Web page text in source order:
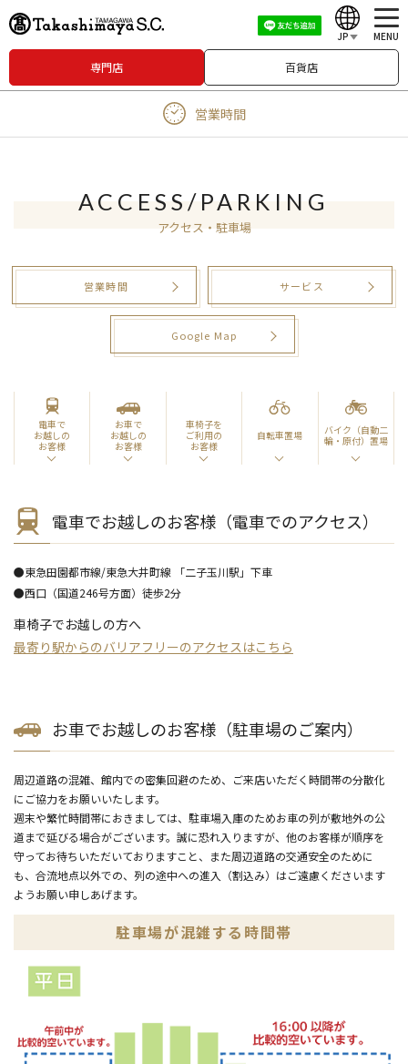
専門店 百貨店
JP
English
한국어
MENU
営業時間
ACCESS/PARKING
アクセス・駐車場
営業時間 サービス
Google Map
電車で
お越しの
お客様
お車で
お越しの
お客様
車椅子を
ご利用の
お客様
自転車置場
バイク（自動二
輪・原付）置場
電車でお越しのお客様（電車でのアクセス）
●東急田園都市線/東急大井町線 「二子玉川駅」下車
●西口（国道246号方面）徒歩2分
車椅子でお越しの方へ
最寄り駅からのバリアフリーのアクセスはこちら
お車でお越しのお客様（駐車場のご案内）
周辺道路の混雑、館内での密集回避のため、ご来店いただく時間帯の分散化
にご協力をお願いいたします。
週末や繁忙時間帯におきましては、駐車場入庫のためお車の列が敷地外の公
道まで延びる場合がございます。誠に恐れ入りますが、他のお客様が順序を
守ってお待ちいただいておりますこと、また周辺道路の交通安全のために
も、合流地点以外での、列の途中への進入（割込み）はご遠慮くださいます
ようお願い申しあげます。
駐車場が混雑する時間帯